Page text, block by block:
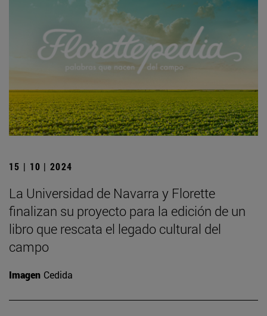
15 | 10 | 2024
La Universidad de Navarra y Florette
finalizan su proyecto para la edición de un
libro que rescata el legado cultural del
campo
Imagen Cedida